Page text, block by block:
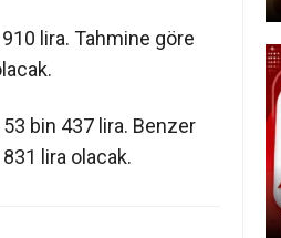
lira. Tahmine göre
bin 437 lira. Benzer
lira olacak.